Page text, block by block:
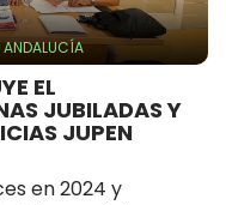
ANDALUCÍA
EL
JUBILADAS Y
JUPEN
en 2024 y